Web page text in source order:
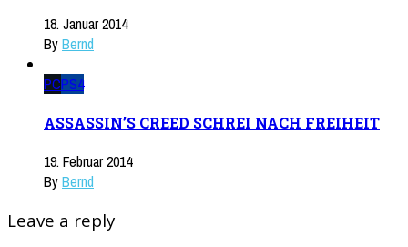
18. Januar 2014
ByBernd
PCPS4
ASSASSIN’S CREED SCHREI NACH FREIHEIT
19. Februar 2014
ByBernd
Leave a reply